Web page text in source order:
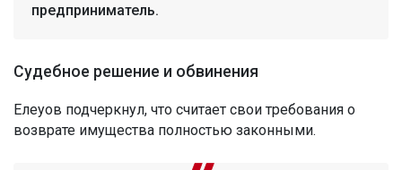
предприниматель.
Судебное решение и обвинения
Елеуов подчеркнул, что считает свои требования о
возврате имущества полностью законными.